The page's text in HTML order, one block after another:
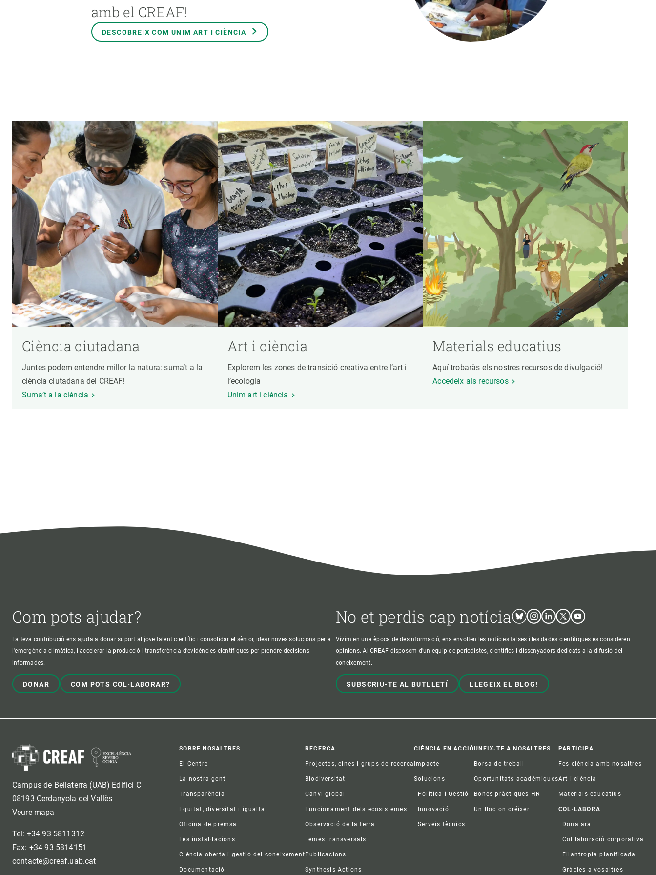
amb el CREAF!
DESCOBREIX COM UNIM ART I CIÈNCIA
Ciència ciutadana
Juntes podem entendre millor la natura: suma’t a la
ciència ciutadana del CREAF!
Suma’t a la ciència
Art i ciència
Explorem les zones de transició creativa entre l’art i
l’ecologia
Unim art i ciència
Materials educatius
Aquí trobaràs els nostres recursos de divulgació!
Accedeix als recursos
Com pots ajudar?
La teva contribució ens ajuda a donar suport al jove talent científic i consolidar el sènior, idear noves solucions per a
l'emergència climàtica, i accelerar la producció i transferència d’evidències científiques per prendre decisions
informades.
DONAR COM POTS COL·LABORAR?
No et perdis cap notícia BlueskyInstagram
LinkedinTwitterYoutube
Vivim en una època de desinformació, ens envolten les notícies falses i les dades científiques es consideren
opinions. Al CREAF disposem d'un equip de periodistes, científics i dissenyadors dedicats a la difusió del
coneixement.
SUBSCRIU-TE AL BUTLLETÍ LLEGEIX EL BLOG!
Campus de Bellaterra (UAB) Edifici C
08193 Cerdanyola del Vallès
Veure mapa
Tel: +34 93 5811312
Fax: +34 93 5814151
contacte@creaf.uab.cat
Footer
SOBRE NOSALTRES
El Centre
La nostra gent
Transparència
Equitat, diversitat i igualtat
Oficina de premsa
Les instal·lacions
Ciència oberta i gestió del coneixement
Documentació
RECERCA
Projectes, eines i grups de recerca
Biodiversitat
Canvi global
Funcionament dels ecosistemes
Observació de la terra
Temes transversals
Publicacions
Synthesis Actions
CIÈNCIA EN ACCIÓ
Impacte
Solucions
Política i Gestió
Innovació
Serveis tècnics
UNEIX-TE A NOSALTRES
Borsa de treball
Oportunitats acadèmiques
Bones pràctiques HR
Un lloc on créixer
PARTICIPA
Fes ciència amb nosaltres
Art i ciència
Materials educatius
COL·LABORA
Dona ara
Col·laboració corporativa
Filantropia planificada
Gràcies a vosaltres
Equitat, Diversitat i Inclusió (EDI)
Observació de la terra
Temes transversals
Publicacions
Serveis tècnics Programa de màsters i doctorat Biodiversitat
Canvi global